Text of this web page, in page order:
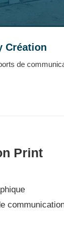
Création
de
Print